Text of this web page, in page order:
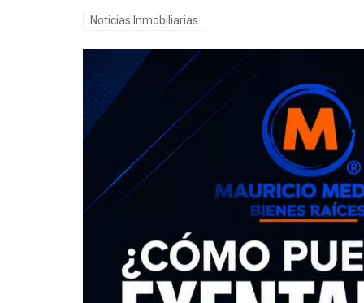
Noticias Inmobiliarias